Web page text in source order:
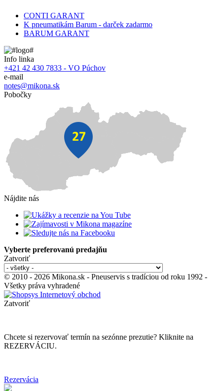
CONTI GARANT
K pneumatikám Barum - darček zadarmo
BARUM GARANT
Info linka
+421 42 430 7833 - VO Púchov
e-mail
notes@mikona.sk
Pobočky
Nájdite nás
Vyberte preferovanú predajňu
Zatvoriť
© 2010 - 2026 Mikona.sk - Pneuservis s tradíciou od roku 1992 -
Všetky práva vyhradené
Zatvoriť
Chcete si rezervovať termín na sezónne prezutie? Kliknite na
REZERVÁCIU.
Rezervácia